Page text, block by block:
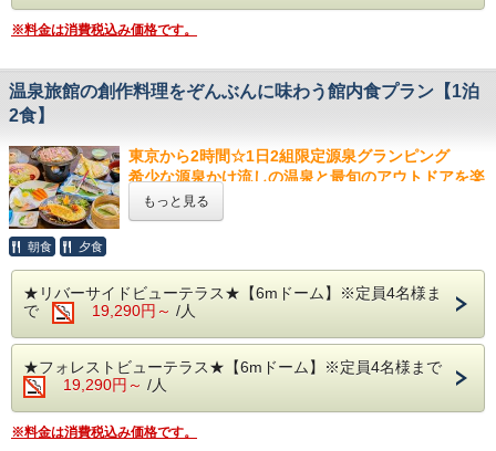
⇒@glampark
◆トング、カトラリー（フォーク・スプーン等）、
お皿、コップ、包丁、まな板は貸出がございます。
料はご自身でご用意ください。
◆食材・飲料の持ち込みは自由です。
の食事をご選択ください。
※コンロ、その他の火器類の持ち込みはご遠慮いた
だいております。
※BBQをドーム内で召し上がるのはご遠慮いただい
ますようお願いいたします。
▲BBQスペースのガゼボには屋根・風除け・電気
ストーブがございますが、冬季は大変寒くなります
ので、十分な防寒対策の上お越しください。
【 グランピングドーム 】
圧巻の広さ！6mグランピングドーム！室内はエア
ガーデンテラスもお使いいただけます♪ドーム横に
【ベッド】
至極の眠りをご堪能下さい♪
純度100％の天然温泉◎
体をじんわりとほぐす少しぬるめの温泉で那須塩原
の豊かな自然、澄んだ空気の中
実にのんびりと心ほぐす豊かな時間をお過ごし頂け
【 注意事項 】
◆冬季は17時頃、夏季は17時半頃に御食事をお持
◆寒い時期にはBBQスペースのガゼボには屋根や風
除けの他、電気ストーブがございますが、足元が寒
い時もございます。
足元をはじめとした完全防寒・アウトドア対応の服
装でお越しください。
※料金は消費税込み価格です。
温泉旅館の創作料理をぞんぶんに味わう館内食プラン【1泊
2食】
東京から2時間☆1日2組限定源泉グランピング
希少な源泉かけ流しの温泉と最旬のアウトドアを楽
しむ
地元食材や旬の味覚を楽しめる館内食プラン◎
泉グランピングをお楽しみください☆★
【 お食事 】
夕食は赤沢温泉旅館で楽しむ和洋折衷の「創作料
理」！
柔らかく風味豊かなご当地和牛や、清流に育まれた
肉厚で上品な美味しさを誇る栃木のブランド魚、
栃木の地元食材や旬の味覚がぎゅっと詰まったお食
もっと見る
朝食 夕食
★リバーサイドビューテラス★【6mドーム】※定員4名様ま
で
19,290円～ /人
★フォレストビューテラス★【6mドーム】※定員4名様まで
19,290円～ /人
※料金は消費税込み価格です。